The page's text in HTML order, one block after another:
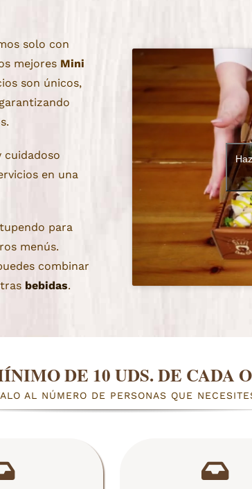
solo con
mejores Mini
son únicos,
garantizando
cuidadoso
en una
para
menús.
combinar
bebidas.
DE 10 UDS. DE CADA
AL NÚMERO DE PERSONAS QUE